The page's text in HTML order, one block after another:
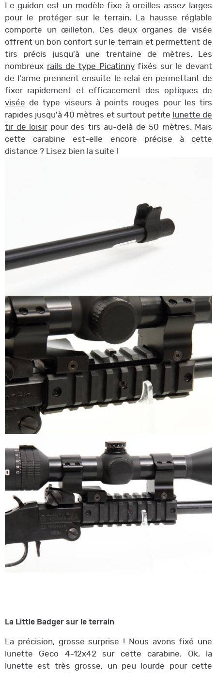
Le guidon est un modèle fixe à oreilles assez larges
pour le protéger sur le terrain. La hausse réglable
comporte un œilleton. Ces deux organes de visée
offrent un bon confort sur le terrain et permettent de
tirs précis jusqu'à une trentaine de mètres. Les
nombreux rails de type Picatinnyfixés sur le devant
de l'arme prennent ensuite le relai en permettant de
fixer rapidement et efficacement des optiques de
visée de type viseurs à points rouges pour les tirs
rapides jusqu'à 40 mètres et surtout petite lunette de
tir de loisirpour des tirs au-delà de 50 mètres. Mais
cette carabine est-elle encore précise à cette
distance ? Lisez bien la suite !
La Little Badger sur le terrain
La précision, grosse surprise ! Nous avons fixé une
lunette Geco 4-12x42 sur cette carabine. Ok, la
lunette est très grosse, un peu lourde pour cette